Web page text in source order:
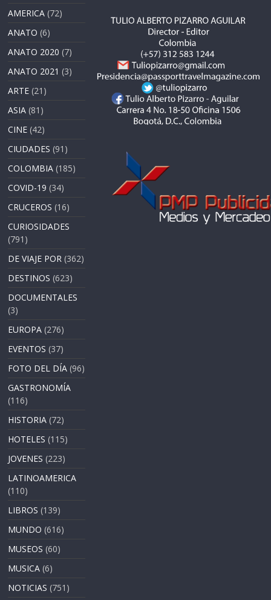
AMERICA (72)
ANATO (6)
ANATO 2020 (7)
ANATO 2021 (3)
ARTE (21)
ASIA (81)
CINE (42)
CIUDADES (91)
COLOMBIA (185)
COVID-19 (34)
CRUCEROS (16)
CURIOSIDADES
(791)
DE VIAJE POR (362)
DESTINOS (623)
DOCUMENTALES
(3)
EUROPA (276)
EVENTOS (37)
FOTO DEL DÍA (96)
GASTRONOMÍA
(116)
HISTORIA (72)
HOTELES (115)
JOVENES (223)
LATINOAMERICA
(110)
LIBROS (139)
MUNDO (616)
MUSEOS (60)
MUSICA (6)
NOTICIAS (751)